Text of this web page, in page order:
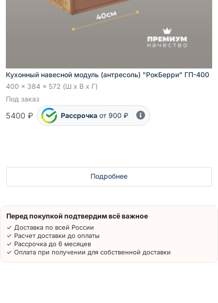
Кухонный навесной модуль (антресоль) "РокБерри" ГП-400
400 x 384 x 572 (Ш x В x Г)
Под заказ
5400 ₽ Рассрочка от 900 ₽
Подробнее
Перед покупкой подтвердим всё важное
✓ Доставка по всей России
✓ Расчет доставки до оплаты
✓ Рассрочка до 6 месяцев
✓ Оплата при получении для собственной доставки